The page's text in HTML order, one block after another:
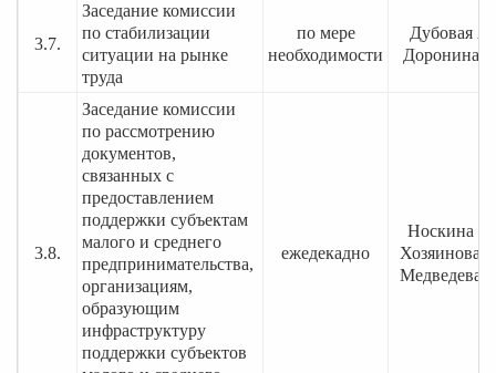
3.7.
Заседание комиссии
по стабилизации
ситуации на рынке
труда
по мере
необходимости
Дубовая
Доронина
3.8.
Заседание комиссии
по рассмотрению
документов,
связанных с
предоставлением
поддержки субъектам
малого и среднего
предпринимательства,
организациям,
образующим
инфраструктуру
поддержки субъектов
ежедекадно
Носкина
Хозяинова
Медведева